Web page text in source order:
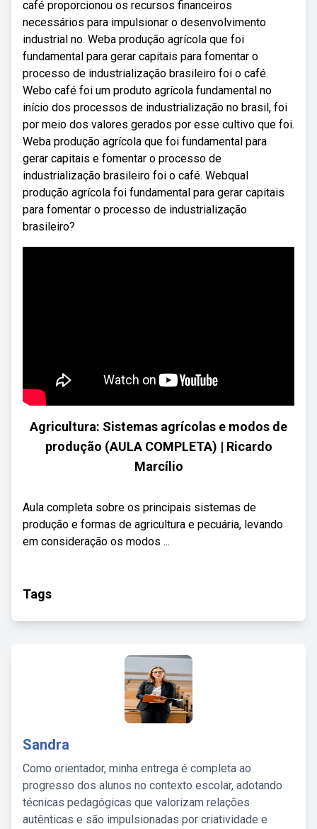
café proporcionou os recursos financeiros
necessários para impulsionar o desenvolvimento
industrial no. Weba produção agrícola que foi
fundamental para gerar capitais para fomentar o
processo de industrialização brasileiro foi o café.
Webo café foi um produto agrícola fundamental no
início dos processos de industrialização no brasil, foi
por meio dos valores gerados por esse cultivo que foi.
Weba produção agrícola que foi fundamental para
gerar capitais e fomentar o processo de
industrialização brasileiro foi o café. Webqual
produção agrícola foi fundamental para gerar capitais
para fomentar o processo de industrialização
brasileiro?
Agricultura: Sistemas agrícolas e modos de
produção (AULA COMPLETA) | Ricardo
Marcílio
Aula completa sobre os principais sistemas de
produção e formas de agricultura e pecuária, levando
em consideração os modos ...
Tags
Sandra
Como orientador, minha entrega é completa ao
progresso dos alunos no contexto escolar, adotando
técnicas pedagógicas que valorizam relações
autênticas e são impulsionadas por criatividade e